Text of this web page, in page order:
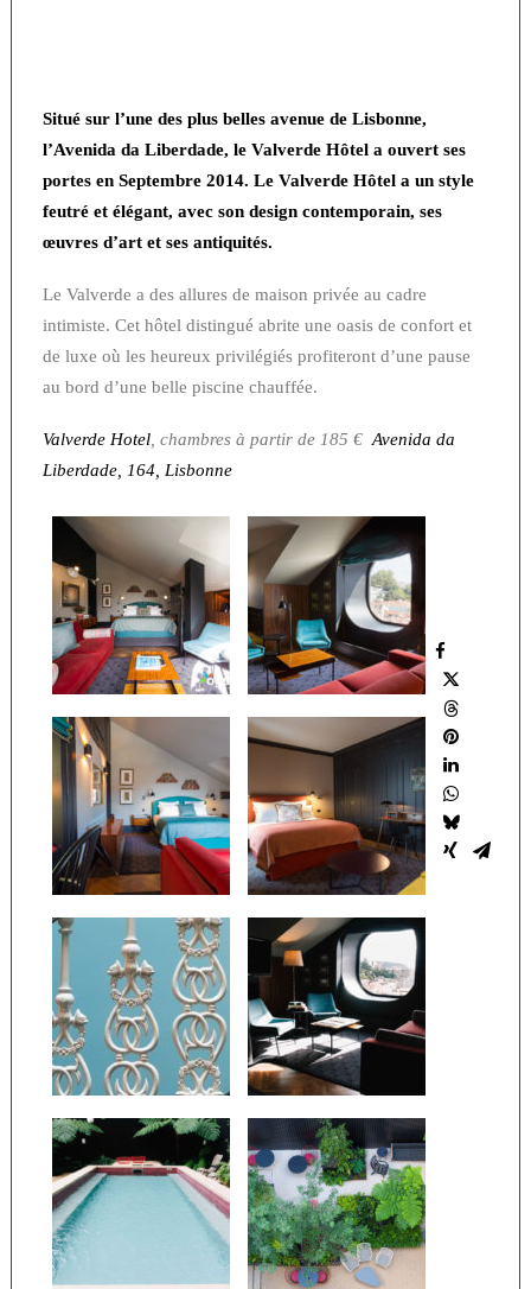
Situé sur l’une des plus belles avenue de Lisbonne,
l’Avenida da Liberdade, le Valverde Hôtel a ouvert ses
portes en Septembre 2014. Le Valverde Hôtel a un style
feutré et élégant, avec son design contemporain, ses
œuvres d’art et ses antiquités.
Le Valverde a des allures de maison privée au cadre
intimiste. Cet hôtel distingué abrite une oasis de confort et
de luxe où les heureux privilégiés profiteront d’une pause
au bord d’une belle piscine chauffée.
Valverde Hotel , chambres à partir de 185 € Avenida da
Liberdade, 164, Lisbonne